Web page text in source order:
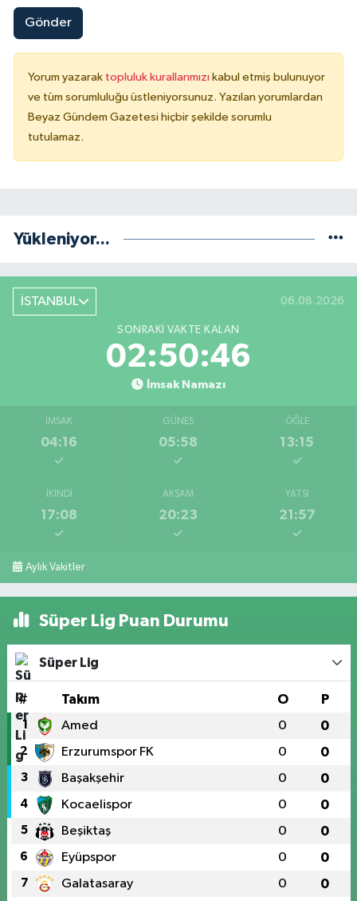
Gönder
Yorum yazarak topluluk kurallarımızı kabul etmiş bulunuyor
ve tüm sorumluluğu üstleniyorsunuz. Yazılan yorumlardan
Beyaz Gündem Gazetesi hiçbir şekilde sorumlu
tutulamaz.
Yükleniyor...
İSTANBUL 06.08.2026
SONRAKI VAKTE KALAN
02:50:45
İmsak Namazı
İMSAK
04:16
GÜNEŞ
05:58
ÖĞLE
13:15
İKINDI
17:08
AKŞAM
20:23
YATSI
21:57
Aylık Vakitler
Süper Lig Puan Durumu
Süper Lig
# Takım O P
1 Amed 0 0
2 Erzurumspor FK 0 0
3 Başakşehir 0 0
4 Kocaelispor 0 0
5 Beşiktaş 0 0
6 Eyüpspor 0 0
7 Galatasaray 0 0